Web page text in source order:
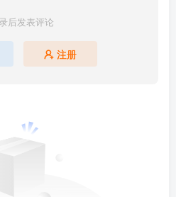
后发表评论
注册